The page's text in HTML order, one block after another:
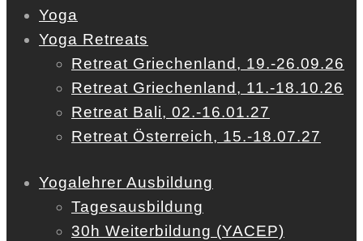
Yoga
Yoga Retreats
Retreat Griechenland, 19.-26.09.26
Retreat Griechenland, 11.-18.10.26
Retreat Bali, 02.-16.01.27
Retreat Österreich, 15.-18.07.27
Yogalehrer Ausbildung
Tagesausbildung
30h Weiterbildung (YACEP)